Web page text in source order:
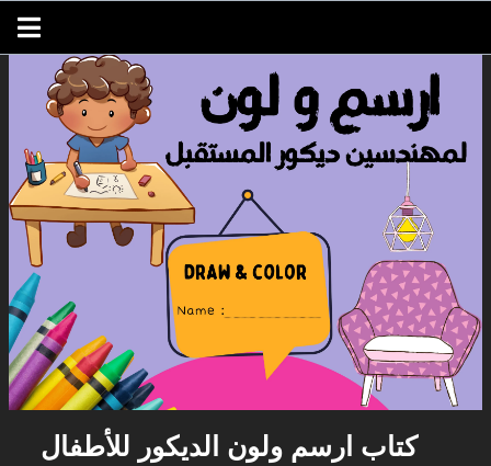
كتاب ارسم ولون الديكور للأطفال